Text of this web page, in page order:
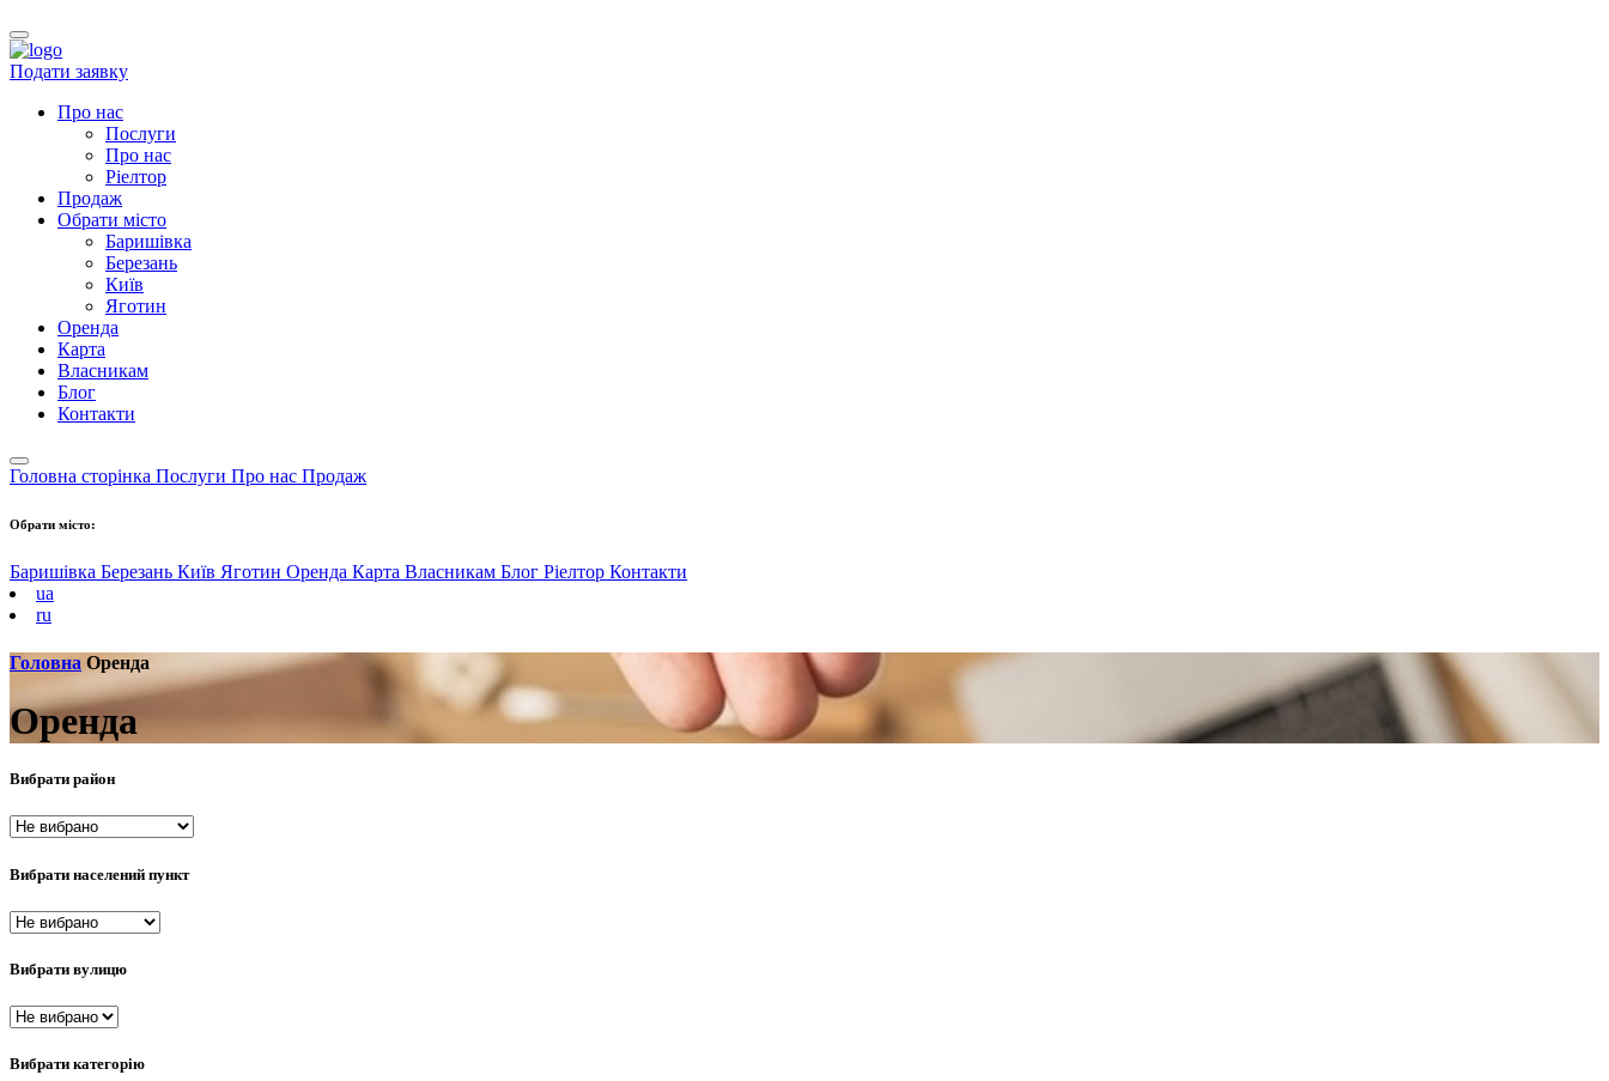
Подати заявку
Про нас
Послуги
Про нас
Ріелтор
Продаж
Обрати місто
Баришівка
Березань
Київ
Яготин
Оренда
Карта
Власникам
Блог
Контакти
Головна сторінка Послуги Про нас Продаж
Обрати місто:
Баришівка Березань Київ Яготин Оренда Карта Власникам Блог Ріелтор Контакти
ua
ru
Головна Оренда
Оренда
Вибрати район
Вибрати населений пункт
Вибрати вулицю
Вибрати категорію